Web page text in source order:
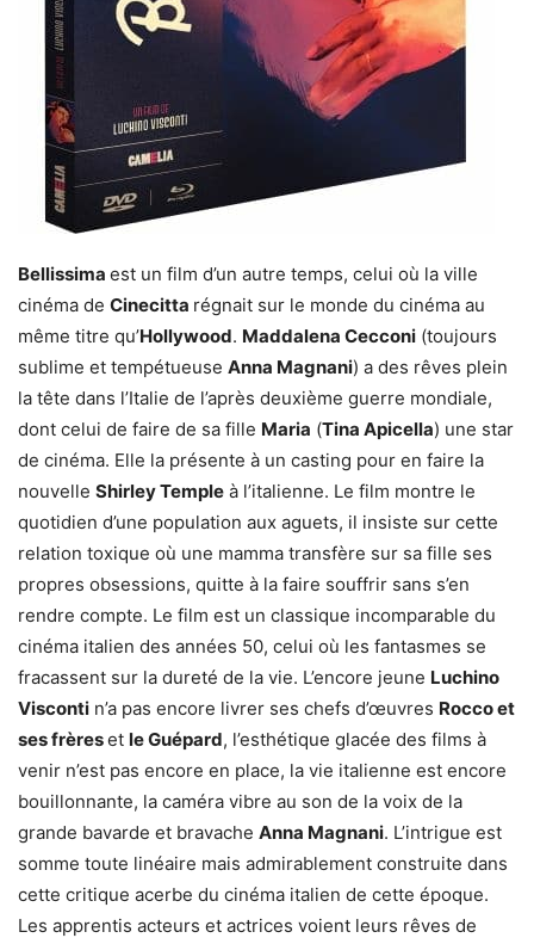
Bellissima est un film d’un autre temps, celui où la ville
cinéma de Cinecitta régnait sur le monde du cinéma au
même titre qu’Hollywood. Maddalena Cecconi (toujours
sublime et tempétueuse Anna Magnani) a des rêves plein
la tête dans l’Italie de l’après deuxième guerre mondiale,
dont celui de faire de sa fille Maria (Tina Apicella) une star
de cinéma. Elle la présente à un casting pour en faire la
nouvelle Shirley Temple à l’italienne. Le film montre le
quotidien d’une population aux aguets, il insiste sur cette
relation toxique où une mamma transfère sur sa fille ses
propres obsessions, quitte à la faire souffrir sans s’en
rendre compte. Le film est un classique incomparable du
cinéma italien des années 50, celui où les fantasmes se
fracassent sur la dureté de la vie. L’encore jeune Luchino
Visconti n’a pas encore livrer ses chefs d’œuvres Rocco et
ses frèreset le Guépard, l’esthétique glacée des films à
venir n’est pas encore en place, la vie italienne est encore
bouillonnante, la caméra vibre au son de la voix de la
grande bavarde et bravache Anna Magnani. L’intrigue est
somme toute linéaire mais admirablement construite dans
cette critique acerbe du cinéma italien de cette époque.
Les apprentis acteurs et actrices voient leurs rêves de